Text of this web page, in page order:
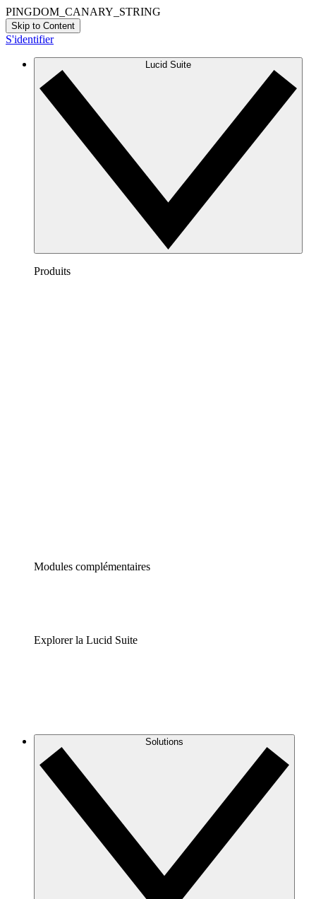
PINGDOM_CANARY_STRING
Skip to Content
S'identifier
Lucid Suite
Produits
Modules complémentaires
Explorer la Lucid Suite
Solutions